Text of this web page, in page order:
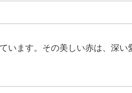
います。その美しい赤は、深い